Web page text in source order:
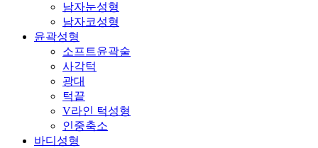
남자눈성형
남자코성형
윤곽성형
소프트윤곽술
사각턱
광대
턱끝
V라인 턱성형
인중축소
바디성형